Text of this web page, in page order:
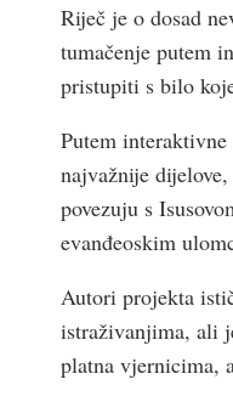
Riječ je o dosad
tumačenje putem
pristupiti s bilo
Putem
najvažnije
povezuju s
evanđeoskim
Autori projekta
istraživanjima, ali
platna vjernicima,